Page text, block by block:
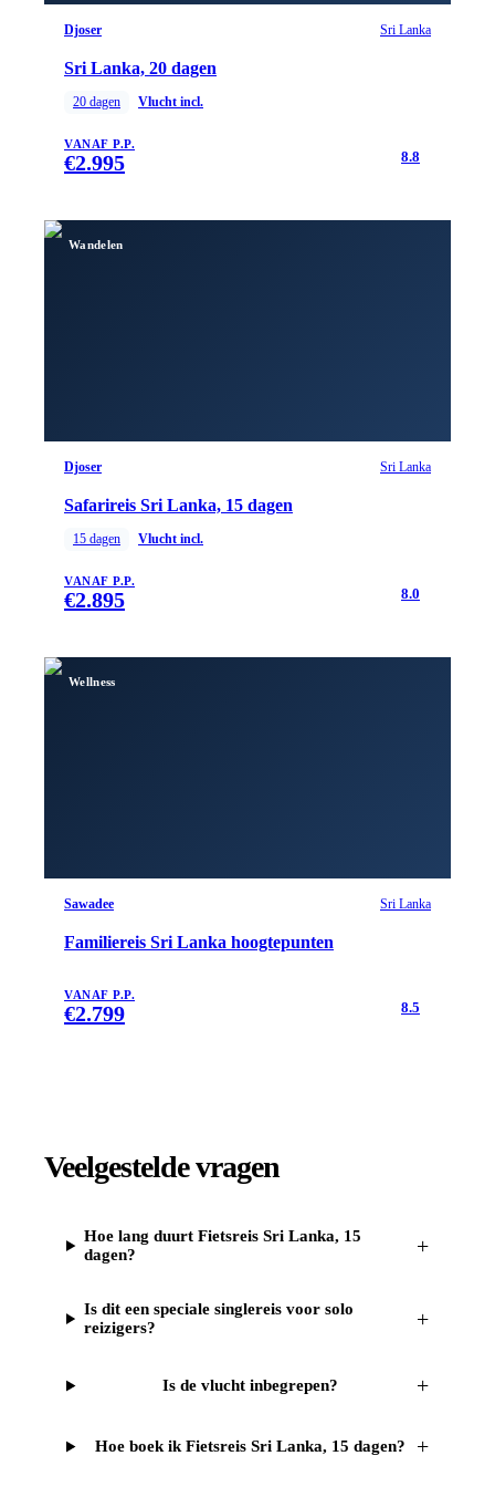
Djoser Sri Lanka
Sri Lanka, 20 dagen
20 dagen Vlucht incl.
VANAF P.P.
€2.995 8.8
Wandelen
Djoser Sri Lanka
Safarireis Sri Lanka, 15 dagen
15 dagen Vlucht incl.
VANAF P.P.
€2.895 8.0
Wellness
Sawadee Sri Lanka
Familiereis Sri Lanka hoogtepunten
VANAF P.P.
€2.799 8.5
Veelgestelde vragen
Hoe lang duurt Fietsreis Sri Lanka, 15
dagen?
+
Is dit een speciale singlereis voor solo
reizigers?
+
Is de vlucht inbegrepen? +
Hoe boek ik Fietsreis Sri Lanka, 15 dagen? +